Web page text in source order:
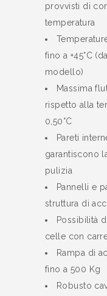
provvisti di
temperatura
fino a +45°C
modello)
Massima
rispetto alla
0,50°C
Pareti
garantiscono
pulizia
Pannelli e
struttura di
Possibilità
celle con
Rampa di
fino a 500 Kg
Robusto